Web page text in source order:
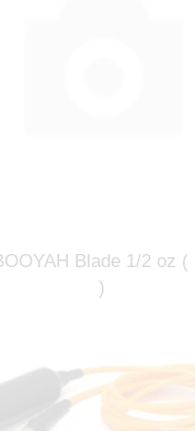
Blade 1/2 oz (
)